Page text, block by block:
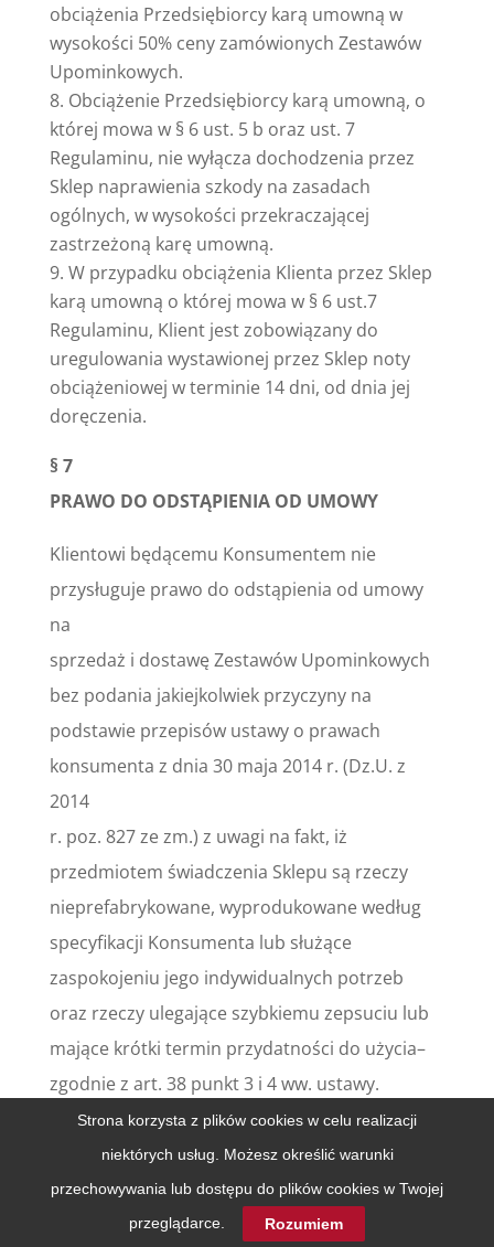
obciążenia Przedsiębiorcy karą umowną w
wysokości 50% ceny zamówionych Zestawów
Upominkowych.
Obciążenie Przedsiębiorcy karą umowną, o
której mowa w § 6 ust. 5 b oraz ust. 7
Regulaminu, nie wyłącza dochodzenia przez
Sklep naprawienia szkody na zasadach
ogólnych, w wysokości przekraczającej
zastrzeżoną karę umowną.
W przypadku obciążenia Klienta przez Sklep
karą umowną o której mowa w § 6 ust.7
Regulaminu, Klient jest zobowiązany do
uregulowania wystawionej przez Sklep noty
obciążeniowej w terminie 14 dni, od dnia jej
doręczenia.
§ 7
PRAWO DO ODSTĄPIENIA OD UMOWY
Klientowi będącemu Konsumentem nie
przysługuje prawo do odstąpienia od umowy
na
sprzedaż i dostawę Zestawów Upominkowych
bez podania jakiejkolwiek przyczyny na
podstawie przepisów ustawy o prawach
konsumenta z dnia 30 maja 2014 r. (Dz.U. z
2014
r. poz. 827 ze zm.) z uwagi na fakt, iż
przedmiotem świadczenia Sklepu są rzeczy
nieprefabrykowane, wyprodukowane według
specyfikacji Konsumenta lub służące
zaspokojeniu jego indywidualnych potrzeb
oraz rzeczy ulegające szybkiemu zepsuciu lub
mające krótki termin przydatności do użycia–
zgodnie z art. 38 punkt 3 i 4 ww. ustawy.
Administratorem danych osobowych jest
Strona korzysta z plików cookies w celu realizacji
niektórych usług. Możesz określić warunki
przechowywania lub dostępu do plików cookies w Twojej
przeglądarce.
Rozumiem